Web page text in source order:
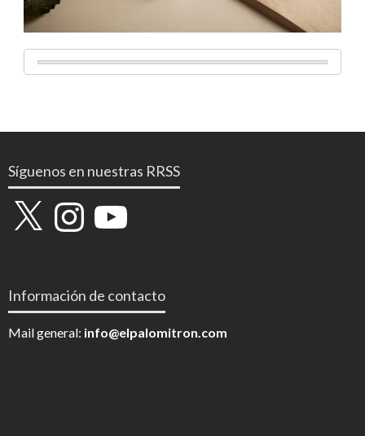
Síguenos en nuestras RRSS
X InstagramYouTube
Información de contacto
Mail general: info@elpalomitron.com